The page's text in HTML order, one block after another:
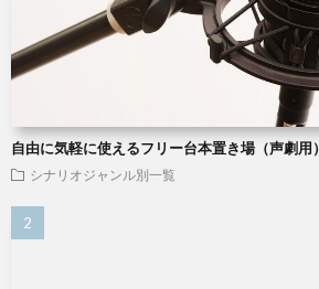
自由に気軽に使えるフリー台本置き場（声劇用）
シナリオジャンル別一覧